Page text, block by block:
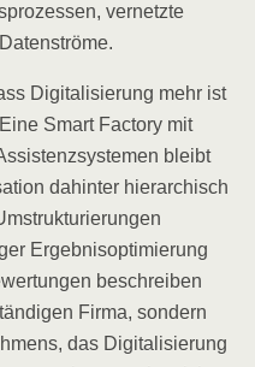
vernetzte
Digitalisierung mehr ist
Smart Factory mit
bleibt
dahinter hierarchisch
Ergebnisoptimierung
beschreiben
Firma, sondern
das Digitalisierung